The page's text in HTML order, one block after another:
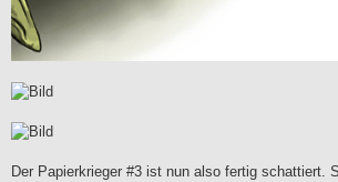
Der Papierkrieger #3 ist nun also fertig schattiert.